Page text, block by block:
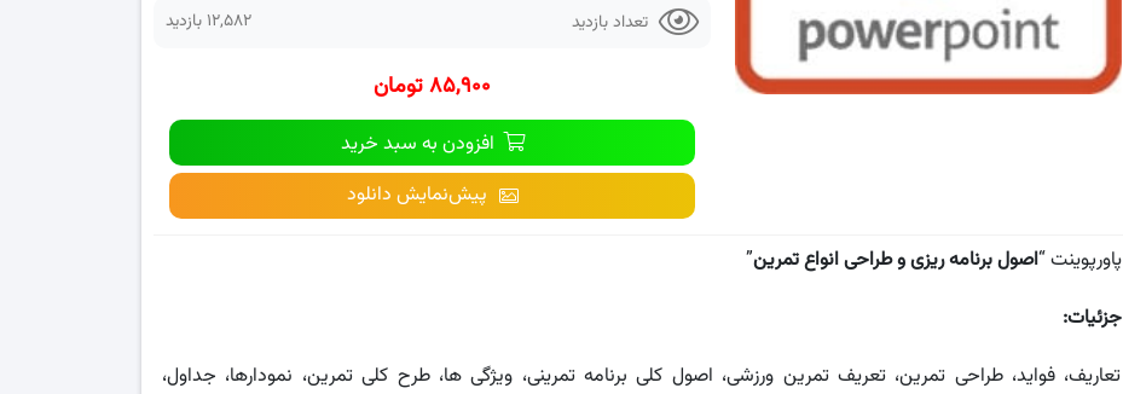
تعداد بازدید 12,582 بازدید
۸۵,۹۰۰ تومان
افزودن به سبد خرید
پیش‌نمایش دانلود
پاورپوینت “اصول برنامه ریزی و طراحی انواع تمرین”
جزئیات:
تعاریف، فواید، طراحی تمرین، تعریف تمرین ورزشی، اصول کلی برنامه تمرینی، ویژگی ها، طرح کلی تمرین، نمودارها، جداول،